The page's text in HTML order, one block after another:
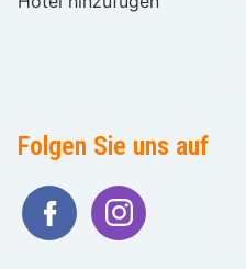
Folgen Sie uns auf